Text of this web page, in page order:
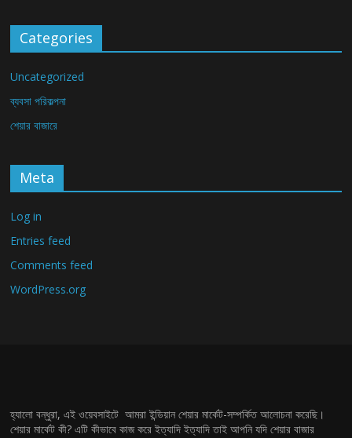
Categories
Uncategorized
ব্যবসা পরিকল্পনা
শেয়ার বাজারে
Meta
Log in
Entries feed
Comments feed
WordPress.org
হ্যালো বন্ধুরা, এই ওয়েবসাইটে আমরা ইন্ডিয়ান শেয়ার মার্কেট-সম্পর্কিত আলোচনা করেছি।
শেয়ার মার্কেট কী? এটি কীভাবে কাজ করে ইত্যাদি ইত্যাদি তাই আপনি যদি শেয়ার বাজার